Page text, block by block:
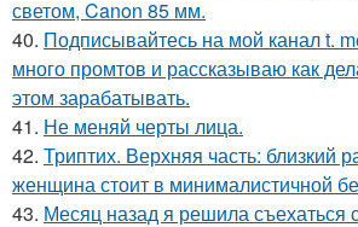
светом, Canon 85 мм.
40. Подписывайтесь на мой канал t.
много промтов и рассказываю как
этом зарабатывать.
41. Не меняй черты лица.
42. Триптих. Верхняя часть: близкий
женщина стоит в минималистичной
43. Месяц назад я решила съехаться